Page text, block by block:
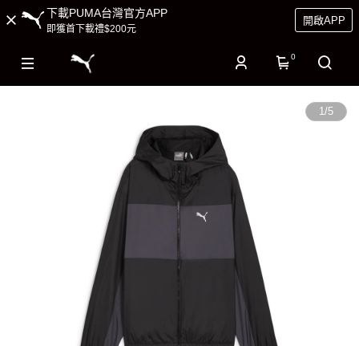
下載PUMA台灣官方APP
即獲首下載禮$200元
開啟APP
0
1/5